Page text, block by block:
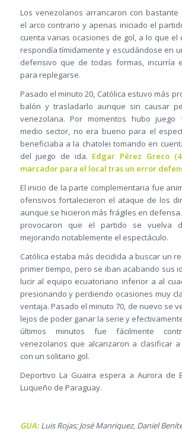
Los venezolanos arrancaron con
el arco contrario y apenas iniciado el
cuenta varias ocasiones de gol, a lo que el
respondía tímidamente y escudándose en
defensivo que de todas formas, incurría
para replegarse.
Pasado el minuto 20, Católica estuvo más
balón y trasladarlo aunque sin causar
venezolana. Por momentos hubo juego
medio sector, no era bueno para el
beneficiaba a la chatolei tomando en
del juego de ida. Edgar Pérez Greco
marcador para el local tras un error
El inicio de la parte complementaria fue
ofensivos fortalecieron el ataque de los
aunque se hicieron más frágiles en
provocaron que el partido se vuelva
mejorando notablemente el espectáculo.
Católica estaba más decidida a buscar un
primer tiempo, pero se iban acabando sus
lucir al equipo ecuatoriano inferior a al
presionando y perdiendo ocasiones muy
ventaja. Pasado el minuto 70, de nuevo se
lejos de poder ganar la serie y
últimos minutos fue fácilmente
venezolanos que alcanzaron a clasificar
con un solitario gol.
Deportivo La Guaira espera a Aurora de
Luqueño de Paraguay.
GUA:Luis Rojas; José Manriquez, Daniel